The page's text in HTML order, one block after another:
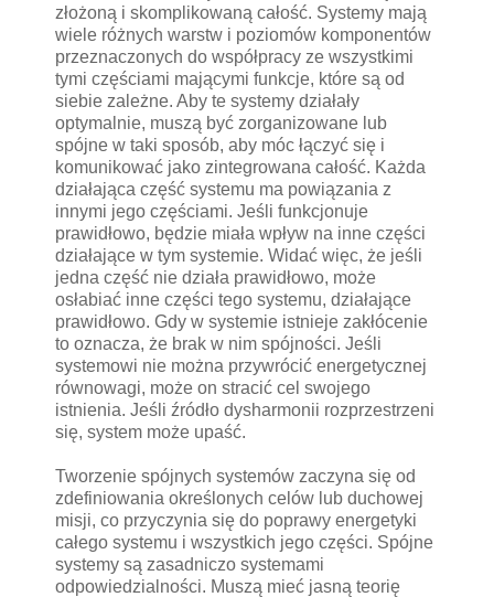
złożoną i skomplikowaną całość. Systemy mają
wiele różnych warstw i poziomów komponentów
przeznaczonych do współpracy ze wszystkimi
tymi częściami mającymi funkcje, które są od
siebie zależne. Aby te systemy działały
optymalnie, muszą być zorganizowane lub
spójne w taki sposób, aby móc łączyć się i
komunikować jako zintegrowana całość. Każda
działająca część systemu ma powiązania z
innymi jego częściami. Jeśli funkcjonuje
prawidłowo, będzie miała wpływ na inne części
działające w tym systemie. Widać więc, że jeśli
jedna część nie działa prawidłowo, może
osłabiać inne części tego systemu, działające
prawidłowo. Gdy w systemie istnieje zakłócenie
to oznacza, że brak w nim spójności. Jeśli
systemowi nie można przywrócić energetycznej
równowagi, może on stracić cel swojego
istnienia. Jeśli źródło dysharmonii rozprzestrzeni
się, system może upaść.
Tworzenie spójnych systemów zaczyna się od
zdefiniowania określonych celów lub duchowej
misji, co przyczynia się do poprawy energetyki
całego systemu i wszystkich jego części. Spójne
systemy są zasadniczo systemami
odpowiedzialności. Muszą mieć jasną teorię